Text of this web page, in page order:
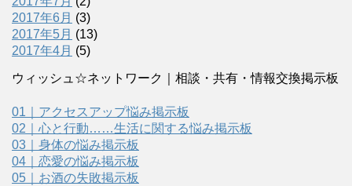
2017年6月 (3)
2017年5月 (13)
2017年4月 (5)
ウィッシュ☆ネットワーク｜相談・共有・情報交換掲示板
01｜アクセスアップ悩み掲示板
02｜心と行動……生活に関する悩み掲示板
03｜身体の悩み掲示板
04｜恋愛の悩み掲示板
05｜お酒の失敗掲示板